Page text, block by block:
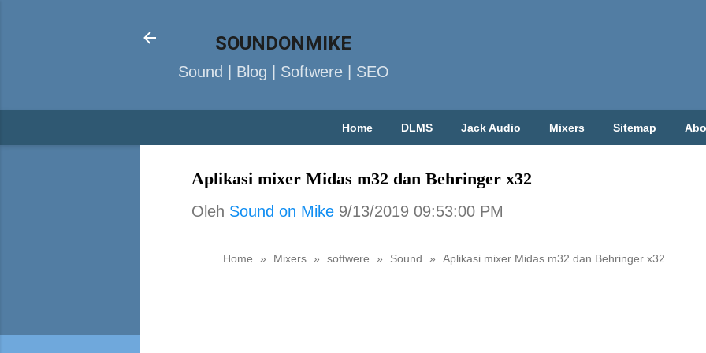
SOUNDONMIKE
Sound | Blog | Softwere | SEO
Home DLMS Jack Audio Mixers Sitemap
Aplikasi mixer Midas m32 dan Behringer x32
Oleh Sound on Mike 9/13/2019 09:53:00 PM
Home » Mixers » softwere » Sound » Aplikasi mixer Midas m32 dan Behringer x32